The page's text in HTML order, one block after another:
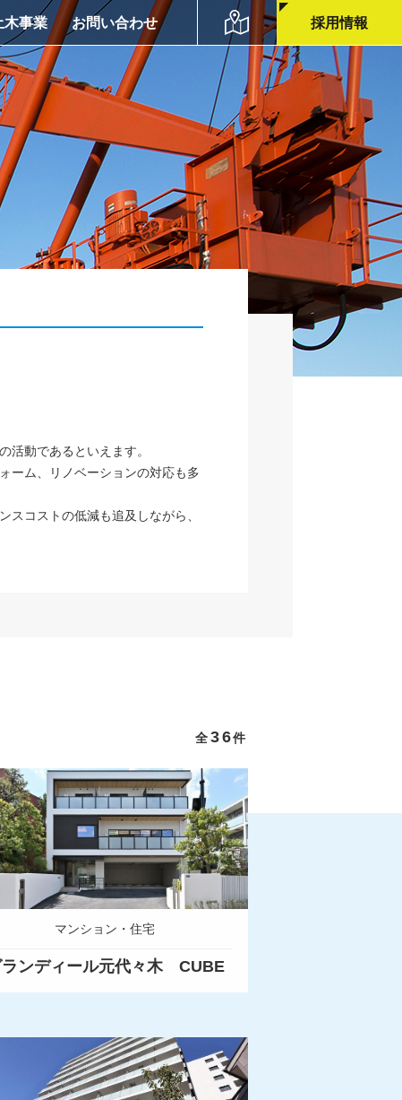
木事業 お問い合わせ 採用情報
活動であるといえます。
ーム、リノベーションの対応も多
コストの低減も追及しながら、
全36件
マンション・住宅
ランディール元代々木 CUBE